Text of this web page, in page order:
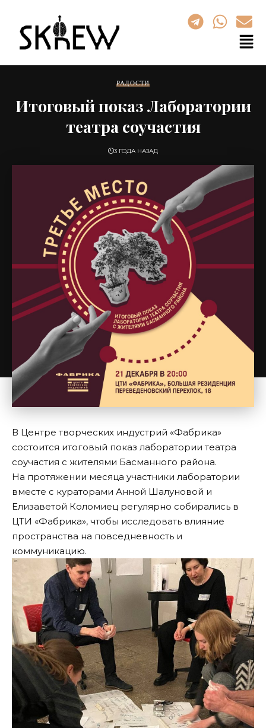
РАДОСТИ
Итоговый показ Лаборатории
театра соучастия
3 ГОДА НАЗАД
В Центре творческих индустрий «Фабрика»
состоится итоговый показ лаборатории театра
соучастия с жителями Басманного района.
На протяжении месяца участники лаборатории
вместе с кураторами Анной Шалуновой и
Елизаветой Коломиец регулярно собирались в
ЦТИ «Фабрика», чтобы исследовать влияние
пространства на повседневность и
коммуникацию.